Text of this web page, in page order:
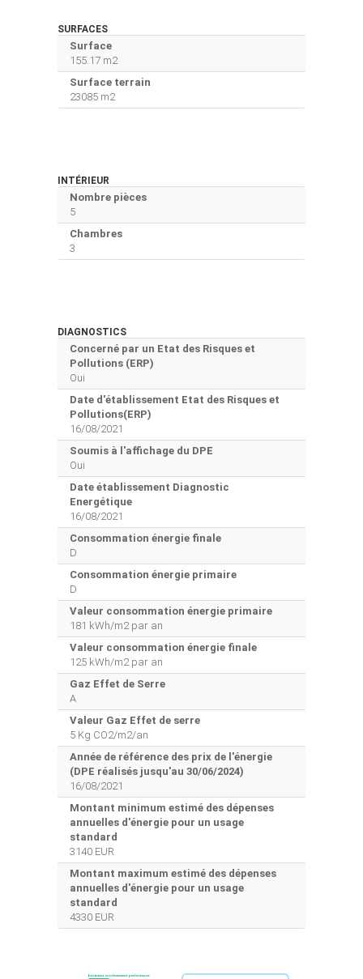
SURFACES
Surface
155.17 m2
Surface terrain
23085 m2
INTÉRIEUR
Nombre pièces
5
Chambres
3
DIAGNOSTICS
Concerné par un Etat des Risques et
Pollutions (ERP)
Oui
Date d'établissement Etat des Risques et
Pollutions(ERP)
16/08/2021
Soumis à l'affichage du DPE
Oui
Date établissement Diagnostic
Energétique
16/08/2021
Consommation énergie finale
D
Consommation énergie primaire
D
Valeur consommation énergie primaire
181 kWh/m2 par an
Valeur consommation énergie finale
125 kWh/m2 par an
Gaz Effet de Serre
A
Valeur Gaz Effet de serre
5 Kg CO2/m2/an
Année de référence des prix de l'énergie
(DPE réalisés jusqu'au 30/06/2024)
16/08/2021
Montant minimum estimé des dépenses
annuelles d'énergie pour un usage
standard
3140 EUR
Montant maximum estimé des dépenses
annuelles d'énergie pour un usage
standard
4330 EUR